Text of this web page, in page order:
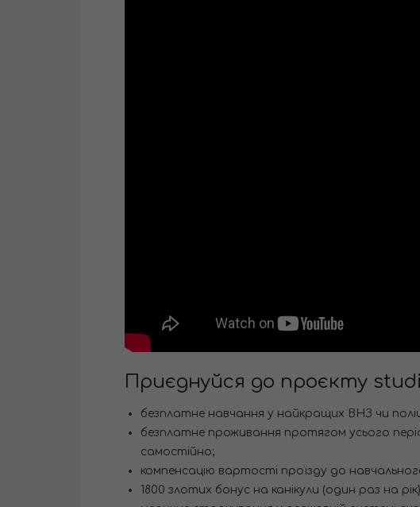
Приєднуйся до проєкту
безплатне навчання у найкращих ВНЗ чи
безплатне проживання протягом усього
самостійно;
компенсацію вартості проїзду до
1800 злотих бонус на канікули (один раз на